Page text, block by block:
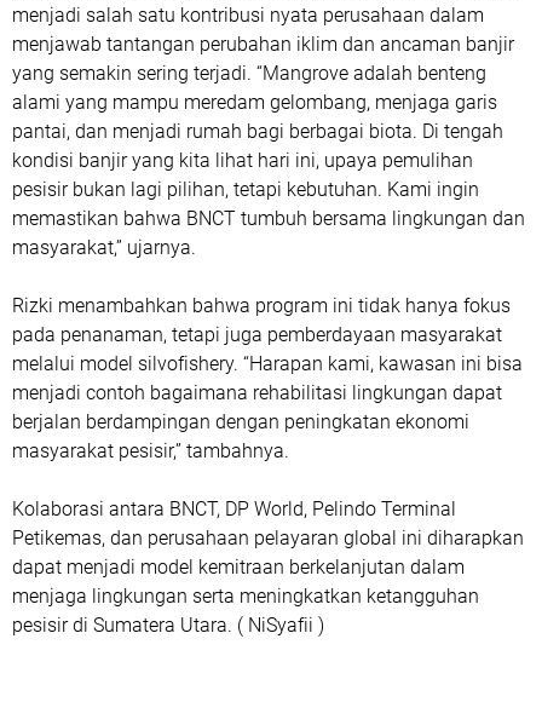
menjadi salah satu kontribusi nyata perusahaan dalam
menjawab tantangan perubahan iklim dan ancaman banjir
yang semakin sering terjadi. “Mangrove adalah benteng
alami yang mampu meredam gelombang, menjaga garis
pantai, dan menjadi rumah bagi berbagai biota. Di tengah
kondisi banjir yang kita lihat hari ini, upaya pemulihan
pesisir bukan lagi pilihan, tetapi kebutuhan. Kami ingin
memastikan bahwa BNCT tumbuh bersama lingkungan dan
masyarakat,” ujarnya.
Rizki menambahkan bahwa program ini tidak hanya fokus
pada penanaman, tetapi juga pemberdayaan masyarakat
melalui model silvofishery. “Harapan kami, kawasan ini bisa
menjadi contoh bagaimana rehabilitasi lingkungan dapat
berjalan berdampingan dengan peningkatan ekonomi
masyarakat pesisir,” tambahnya.
Kolaborasi antara BNCT, DP World, Pelindo Terminal
Petikemas, dan perusahaan pelayaran global ini diharapkan
dapat menjadi model kemitraan berkelanjutan dalam
menjaga lingkungan serta meningkatkan ketangguhan
pesisir di Sumatera Utara. ( NiSyafii )